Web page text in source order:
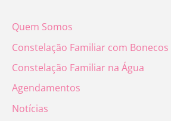
Quem Somos
Constelação Familiar com Bonecos
Constelação Familiar na Água
Agendamentos
Notícias